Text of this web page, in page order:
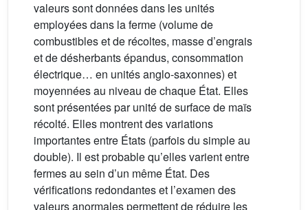
valeurs sont données dans les unités
employées dans la ferme (volume de
combustibles et de récoltes, masse d’engrais
et de désherbants épandus, consommation
électrique… en unités anglo-saxonnes) et
moyennées au niveau de chaque État. Elles
sont présentées par unité de surface de maïs
récolté. Elles montrent des variations
importantes entre États (parfois du simple au
double). Il est probable qu’elles varient entre
fermes au sein d’un même État. Des
vérifications redondantes et l’examen des
valeurs anormales permettent de réduire les